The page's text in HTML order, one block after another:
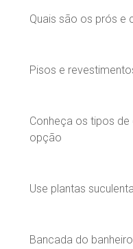
Quais são os prós e
Pisos e
Conheça os tipos
opção
Use plantas
Bancada do